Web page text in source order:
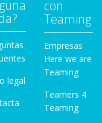
legal
con
Teaming
Empresas
Here we are
Teaming
Teamers 4
Teaming